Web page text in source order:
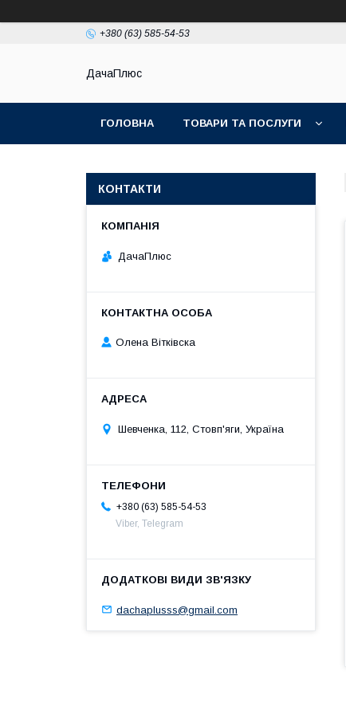
+380 (63) 585-54-53
ДачаПлюс
ГОЛОВНА ТОВАРИ ТА ПОСЛУГИ
КОНТАКТИ
ДачаПлюс
Олена Вітківска
Шевченка, 112, Стовп'яги, Україна
+380 (63) 585-54-53
Viber, Telegram
dachaplusss@gmail.com